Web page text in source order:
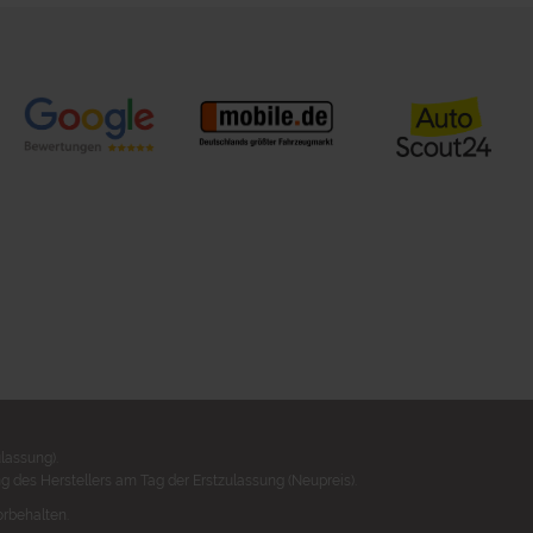
Herstellers am Tag der Erstzulassung (Neupreis).